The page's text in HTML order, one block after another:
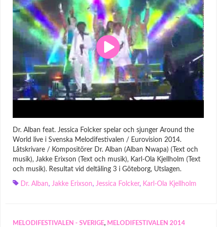
Dr. Alban feat. Jessica Folcker spelar och sjunger Around the
World live i Svenska Melodifestivalen / Eurovision 2014.
Låtskrivare / Kompositörer Dr. Alban (Alban Nwapa) (Text och
musik), Jakke Erixson (Text och musik), Karl-Ola Kjellholm (Text
och musik). Resultat vid deltäling 3 i Göteborg, Utslagen.
Dr. Alban, Jakke Erixson, Jessica Folcker, Karl-Ola Kjellholm
MELODIFESTIVALEN - SVERIGE, MELODIFESTIVALEN 2014